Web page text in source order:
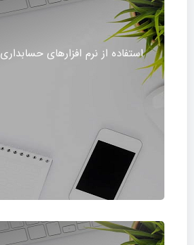
استفاده از نرم افزارهای حسابداری